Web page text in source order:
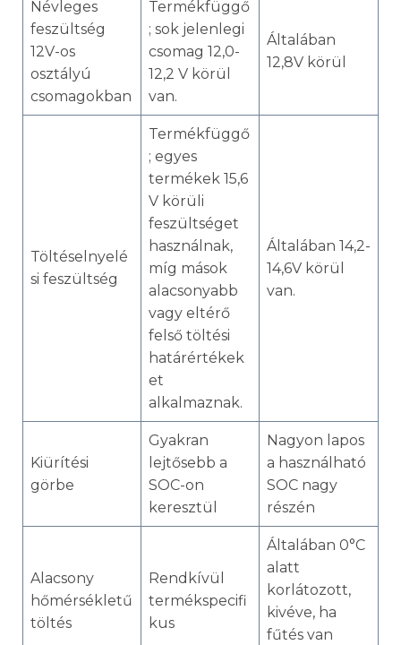
Névleges
feszültség
12V-os
osztályú
csomagokban
Termékfüggő
; sok jelenlegi
csomag 12,0-
12,2 V körül
van.
Általában
12,8V körül
Töltéselnyelé
si feszültség
Termékfüggő
; egyes
termékek 15,6
V körüli
feszültséget
használnak,
míg mások
alacsonyabb
vagy eltérő
felső töltési
határértékek
et
alkalmaznak.
Általában 14,2-
14,6V körül
van.
Kiürítési
görbe
Gyakran
lejtősebb a
SOC-on
keresztül
Nagyon lapos
a használható
SOC nagy
részén
Alacsony
hőmérsékletű
töltés
Rendkívül
termékspecifi
kus
Általában 0°C
alatt
korlátozott,
kivéve, ha
fűtés van